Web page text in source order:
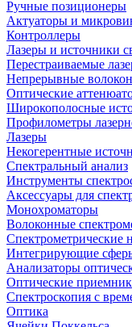
Ручные позиционеры
Актуаторы и
Контроллеры
Лазеры и источники
Перестраиваемые
Непрерывные
Оптические
Широкополосные
Профилометры
Лазеры
Некогерентные
Спектральный анализ
Инструменты
Аксессуары для
Монохроматоры
Волоконные
Спектрометрические
Интегрирующие
Анализаторы
Оптические
Спектроскопия с
Оптика